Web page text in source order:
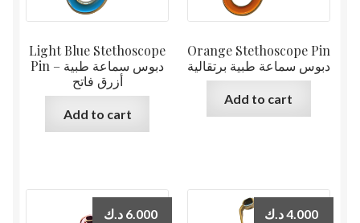
Light Blue Stethoscope
Pin دبوس سماعة طبية –
أزرق فاتح
Add to cart
Orange Stethoscope Pin
دبوس سماعة طبية برتقالية
Add to cart
6.000 د.ك 4.000د.ك